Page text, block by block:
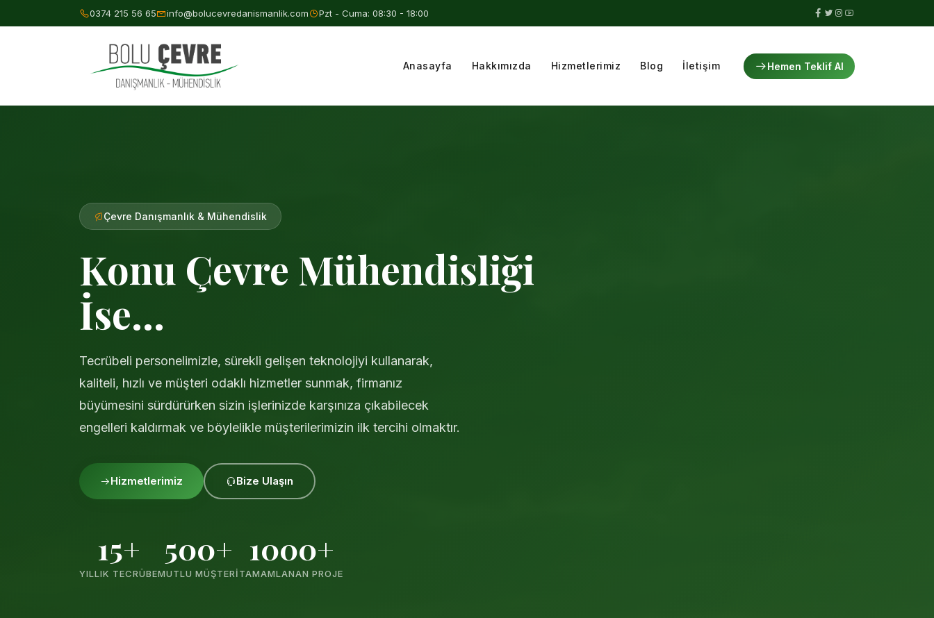
0374 215 56 65 info@bolucevredanismanlik.com Pzt - Cuma: 08:30 - 18:00
Anasayfa Hakkımızda Hizmetlerimiz Blog İletişim Hemen Teklif Al
Çevre Danışmanlık & Mühendislik
Konu Çevre Mühendisliği
İse...
Tecrübeli personelimizle, sürekli gelişen teknolojiyi kullanarak,
kaliteli, hızlı ve müşteri odaklı hizmetler sunmak, firmanız
büyümesini sürdürürken sizin işlerinizde karşınıza çıkabilecek
engelleri kaldırmak ve böylelikle müşterilerimizin ilk tercihi olmaktır.
Hizmetlerimiz Bize Ulaşın
15+
YILLIK TECRÜBE
500+
MUTLU MÜŞTERI
1000+
TAMAMLANAN PROJE